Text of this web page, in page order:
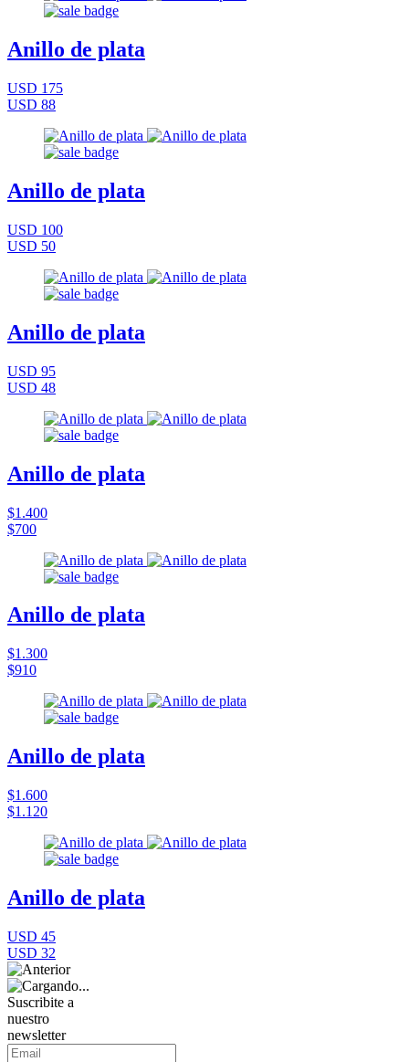
Anillo de plata
USD 175
USD 88
Anillo de plata
USD 100
USD 50
Anillo de plata
USD 95
USD 48
Anillo de plata
$1.400
$700
Anillo de plata
$1.300
$910
Anillo de plata
$1.600
$1.120
Anillo de plata
USD 45
USD 32
Suscribite a
nuestro
newsletter